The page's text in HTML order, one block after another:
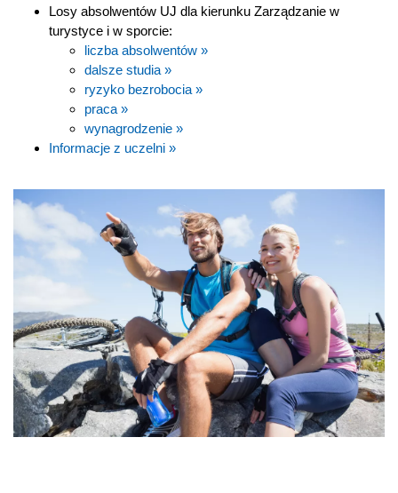
Losy absolwentów UJ dla kierunku Zarządzanie w
turystyce i w sporcie:
liczba absolwentów »
dalsze studia »
ryzyko bezrobocia »
praca »
wynagrodzenie »
Informacje z uczelni »